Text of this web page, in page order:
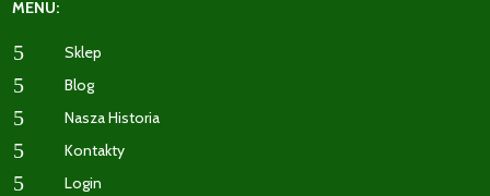
MENU:
5 Sklep
5 Blog
5 Nasza Historia
5 Kontakty
5 Login